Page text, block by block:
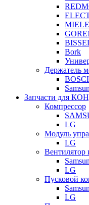
MIELE
Bork
Держатель
Запчасти для
Компрессор
LG
Модуль
LG
Вентилятор
LG
Пусковой
LG